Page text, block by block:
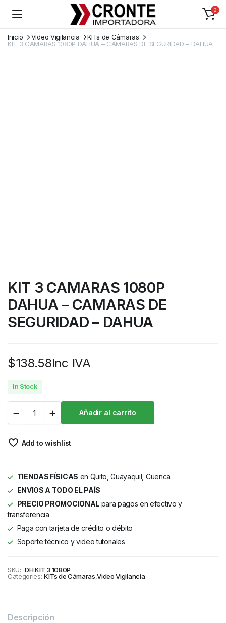
0
Inicio Video Vigilancia
KITs de Cámaras
KIT 3 CAMARAS 1080P DAHUA – CAMARAS DE SEGURIDAD – DAHUA
KIT 3 CAMARAS 1080P
DAHUA – CAMARAS DE
SEGURIDAD – DAHUA
$138.58Inc IVA
In Stock
Añadir al carrito
Add to wishlist
TIENDAS FÍSICAS en Quito, Guayaquil, Cuenca
ENVIOS A TODO EL PAÍS
PRECIO PROMOCIONALpara pagos en efectivo y
transferencia
Paga con tarjeta de crédito o débito
Soporte técnico y video tutoriales
SKU: DH KIT 3 1080P
Categories: KITs de Cámaras,Video Vigilancia
Descripción